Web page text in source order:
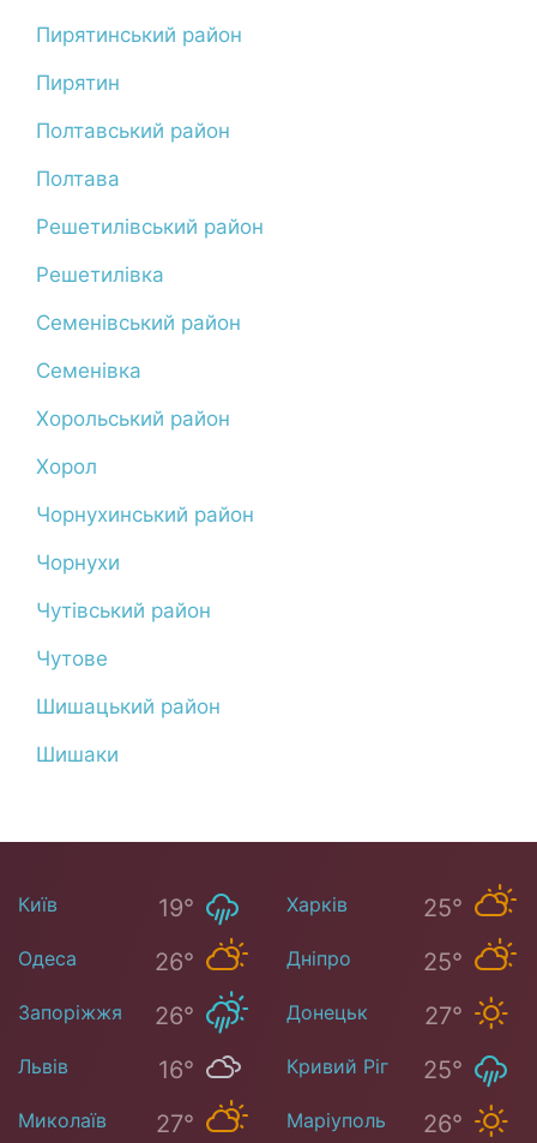
Пирятинський район
Пирятин
Полтавський район
Полтава
Решетилівський район
Решетилівка
Семенівський район
Семенівка
Хорольський район
Хорол
Чорнухинський район
Чорнухи
Чутівський район
Чутове
Шишацький район
Шишаки
Київ 19° Харків 25°
Одеса 26° Дніпро 25°
Запоріжжя 26° Донецьк 27°
Львів 16° Кривий Ріг 25°
Миколаїв 27° Маріуполь 26°